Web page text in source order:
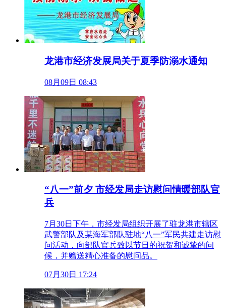
龙港市经济发展局关于夏季防溺水通知
08月09日 08:43
“八一”前夕 市经发局走访慰问情暖部队官
兵
7月30日下午，市经发局组织开展了驻龙港市辖区
武警部队及某海军部队驻地“八一”军民共建走访慰
问活动，向部队官兵致以节日的祝贺和诚挚的问
候，并赠送精心准备的慰问品。
07月30日 17:24